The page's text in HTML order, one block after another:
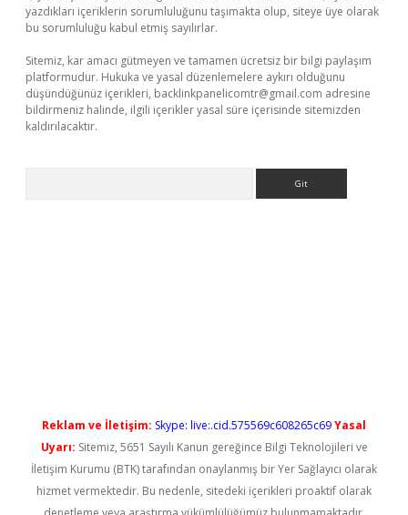
yazdıkları içeriklerin sorumluluğunu taşımakta olup, siteye üye olarak
bu sorumluluğu kabul etmiş sayılırlar.
Sitemiz, kar amacı gütmeyen ve tamamen ücretsiz bir bilgi paylaşım
platformudur. Hukuka ve yasal düzenlemelere aykırı olduğunu
düşündüğünüz içerikleri, backlinkpanelicomtr@gmail.com adresine
bildirmeniz halinde, ilgili içerikler yasal süre içerisinde sitemizden
kaldırılacaktır.
Reklam ve İletişim: Skype: live:.cid.575569c608265c69Yasal
Uyarı: Sitemiz, 5651 Sayılı Kanun gereğince Bilgi Teknolojileri ve
İletişim Kurumu (BTK) tarafından onaylanmış bir Yer Sağlayıcı olarak
hizmet vermektedir. Bu nedenle, sitedeki içerikleri proaktif olarak